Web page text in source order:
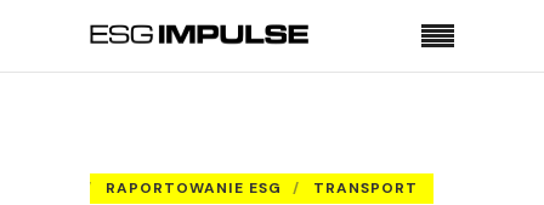
RAPORTOWANIE ESG TRANSPORT